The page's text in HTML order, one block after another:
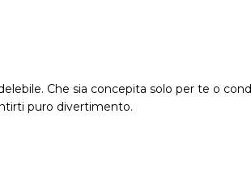
Che sia concepita solo per te o
puro divertimento.